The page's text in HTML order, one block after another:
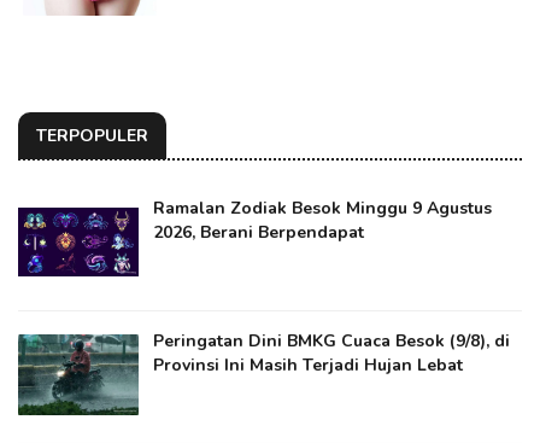
TERPOPULER
Ramalan Zodiak Besok Minggu 9 Agustus
2026, Berani Berpendapat
Peringatan Dini BMKG Cuaca Besok (9/8), di
Provinsi Ini Masih Terjadi Hujan Lebat